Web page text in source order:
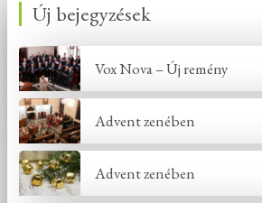
Új bejegyzések
Vox Nova – Új remény
Advent zenében
Advent zenében